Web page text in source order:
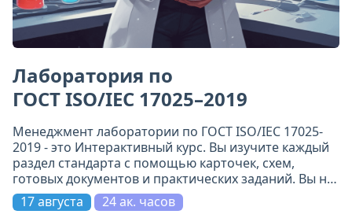
Лаборатория по
ГОСТ ISO/IEC 17025–2019
Менеджмент лаборатории по ГОСТ ISO/IEC 17025-
2019 - это Интерактивный курс. Вы изучите каждый
раздел стандарта с помощью карточек, схем,
готовых документов и практических заданий. Вы не
просто прочитаете требования - вы поймёте их и
примените.
17 августа 24 ак. часов